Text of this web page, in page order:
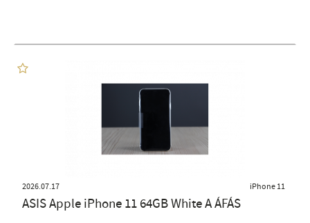
2026.07.17 iPhone 11
ASIS Apple iPhone 11 64GB White A ÁFÁS